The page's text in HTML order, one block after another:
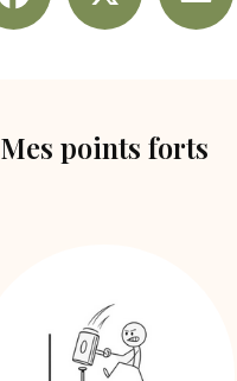
Mes points forts